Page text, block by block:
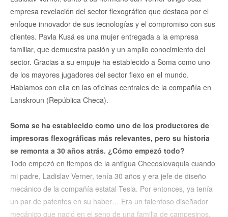
empresa revelación del sector flexográfico que destaca por el
enfoque innovador de sus tecnologías y el compromiso con sus
clientes. Pavla Kusá es una mujer entregada a la empresa
familiar, que demuestra pasión y un amplio conocimiento del
sector. Gracias a su empuje ha establecido a Soma como uno
de los mayores jugadores del sector flexo en el mundo.
Hablamos con ella en las oficinas centrales de la compañía en
Lanskroun (República Checa).
Soma se ha establecido como uno de los productores de
impresoras flexográficas más relevantes, pero su historia
se remonta a 30 años atrás. ¿Cómo empezó todo?
Todo empezó en tiempos de la antigua Checoslovaquia cuando
mi padre, Ladislav Verner, tenía 30 años y era jefe de diseño
mecánico de la compañía estatal Tesla. Por entonces, ya tenía
un par de patentes en su haber… Era un talentoso diseñador
mecánico que nació en el seno de una familia de campesinos.